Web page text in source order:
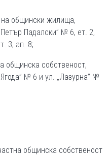
общински жилища,
Падалски” № 6, ет. 2,
3, ап. 8;
собственост,
№ 6 и ул. „Лазурна” №
общинска собственост